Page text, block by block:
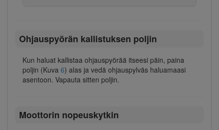
Ohjauspyörän kallistuksen poljin
Kun haluat kallistaa ohjauspyörää itseesi päin, paina
poljin (Kuva 6) alas ja vedä ohjauspylväs haluamaasi
asentoon. Vapauta sitten poljin.
Moottorin nopeuskytkin